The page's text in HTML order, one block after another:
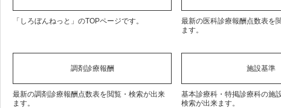
「しろぼんねっと」のTOPページです。
最新の医科診療報酬点数表を
ます。
調剤診療報酬
最新の調剤診療報酬点数表を閲覧・検索が出来
ます。
施設基準
基本診療科・特掲診療科の施
検索が出来ます。